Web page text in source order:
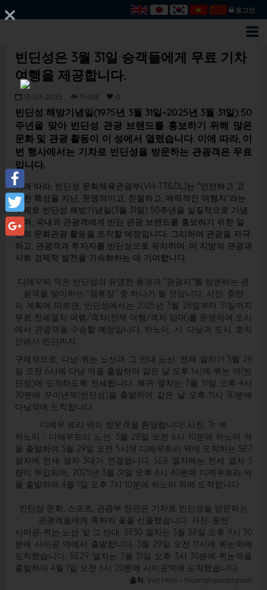
로그인
Facebook
Twitter
Google+
빈딘성은 3월 31일 승객들에게 무료 기차
여행을 제공합니다.
13-03-2025 15438 0
빈딘성 해방기념일(1975년 3월 31일~2025년 3월 31일) 50
주년을 맞아 빈딘성 관광 브랜드를 홍보하기 위해 많은
문화 및 관광 활동이 이 성에서 열렸습니다. 이에 따라, 이
번 행사에서는 기차로 빈딘성을 방문하는 관광객은 무료
입니다.
이에 따라, 빈딘성 문화체육관광부(VH-TT&DL)는 "안전하고 고
유한 특성을 지닌, 문명적이고, 친절하고, 매력적인 여행지"라는
주제로 빈딘성 해방기념일(3월 31일) 50주년을 실질적으로 기념
하며, 국내외 관광객에게 빈딘 관광 브랜드를 홍보하기 위한 일
련의 문화관광 활동을 조직할 예정입니다. 그리하여 관광을 자극
하고, 관광객과 투자자를 빈딘성으로 유치하며, 이 지방의 관광과
사회 경제적 발전을 가속화하는 데 기여합니다.
디에우찌 역은 빈딘성의 유명한 풍경과 "관광지"를 방문하는 관
광객을 맞이하는 "정류장" 중 하나가 될 것입니다. 사진: 중탄
이 계획에 따르면, 빈딘성에서는 2025년 3월 28일부터 31일까지
무료 전세열차 여행/객차(전체 여행/객차 임대)를 운영하여 도시
에서 관광객을 수송할 예정입니다. 하노이, 시. 다낭과 ​​도시. 호치
민에서 빈딘까지.
구체적으로, 다낭-퀴논 노선과 그 반대 노선: 전체 열차가 3월 29
일 오전 6시에 다낭 역을 출발하여 같은 날 오후 1시에 퀴논 역(빈
딘성)에 도착하도록 전세됩니다. 복귀 열차는 3월 31일 오후 4시
30분에 꾸이년역(빈딘성)을 출발하여 같은 날 오후 11시 30분에
다낭역에 도착합니다.
디에우 트리 역이 방문객을 환영합니다! 사진: Tr. 벽
하노이 - 디에우트리 노선: 3월 28일 오전 6시 10분에 하노이 역
을 출발하여 3월 29일 오전 5시에 디에우트리 역에 도착하는 SE7
열차에 전세 열차 3대가 연결됩니다. SE8 열차에는 전세 열차 3
량이 투입되어, 2025년 3월 31일 오후 6시 40분에 디에우트리 역
을 출발하여 4월 1일 오후 7시 10분에 하노이 역에 도착합니다.
빈딘성 문화, 스포츠, 관광부 장관은 기차로 빈딘성을 방문하는
관광객들에게 축하의 꽃을 선물했습니다. 사진: 중탄
사이공-퀴논 노선 및 그 반대: SE30 열차는 3월 28일 오후 9시 30
분에 사이공 역에서 출발합니다. 3월 29일 오전 11시에 퀴논역에
도착했습니다. SE29 열차는 3월 31일 오후 3시 30분에 퀴논역을
출발하여 4월 1일 오전 6시 20분에 사이공역에 도착했습니다.
출처: Viet Hien – thuonghieucongluan